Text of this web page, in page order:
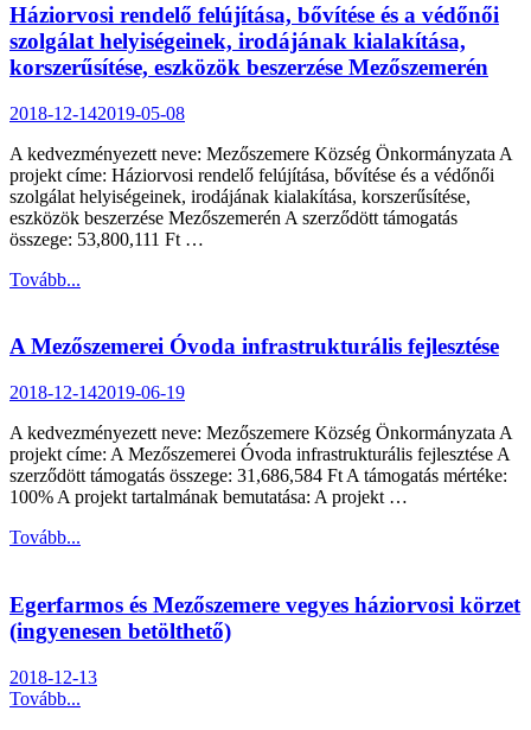
Háziorvosi rendelő felújítása, bővítése és a védőnői
szolgálat helyiségeinek, irodájának kialakítása,
korszerűsítése, eszközök beszerzése Mezőszemerén
2018-12-142019-05-08
A kedvezményezett neve: Mezőszemere Község Önkormányzata A
projekt címe: Háziorvosi rendelő felújítása, bővítése és a védőnői
szolgálat helyiségeinek, irodájának kialakítása, korszerűsítése,
eszközök beszerzése Mezőszemerén A szerződött támogatás
összege: 53,800,111 Ft …
Tovább...
A Mezőszemerei Óvoda infrastrukturális fejlesztése
2018-12-142019-06-19
A kedvezményezett neve: Mezőszemere Község Önkormányzata A
projekt címe: A Mezőszemerei Óvoda infrastrukturális fejlesztése A
szerződött támogatás összege: 31,686,584 Ft A támogatás mértéke:
100% A projekt tartalmának bemutatása: A projekt …
Tovább...
Egerfarmos és Mezőszemere vegyes háziorvosi körzet
(ingyenesen betölthető)
2018-12-13
Tovább...